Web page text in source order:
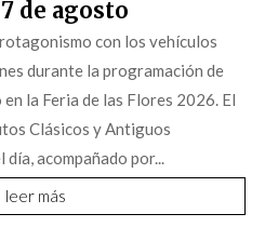
de agosto
con los vehículos
durante la programación de
la Feria de las Flores 2026. El
Clásicos y Antiguos
día, acompañado por...
leer más